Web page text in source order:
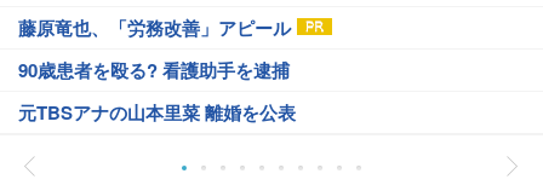
藤原竜也、「労務改善」アピール
90歳患者を殴る? 看護助手を逮捕
元TBSアナの山本里菜 離婚を公表